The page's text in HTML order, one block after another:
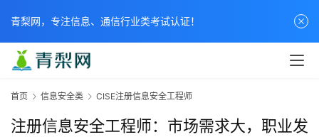
首页 信息安全类 CISE注册信息安全工程师
注册信息安全工程师：市场需求大，职业发
青梨网，专注信息、通信行业类考试认证！